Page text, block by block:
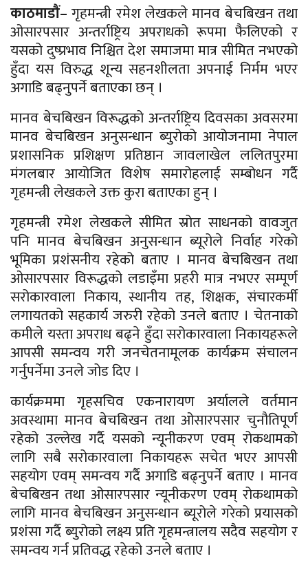
काठमाडौं–गृहमन्त्री रमेश लेखकले मानव बेचबिखन तथा
ओसारपसार अन्तर्राष्ट्रिय अपराधको रूपमा फैलिएको र
यसको दुष्प्रभाव निश्चित देश समाजमा मात्र सीमित नभएको
हुँदा यस विरुद्ध शून्य सहनशीलता अपनाई निर्मम भएर
अगाडि बढ्नुपर्ने बताएका छन् ।
मानव बेचबिखन विरूद्धको अन्तर्राष्ट्रिय दिवसका अवसरमा
मानव बेचबिखन अनुसन्धान ब्युरोको आयोजनामा नेपाल
प्रशासनिक प्रशिक्षण प्रतिष्ठान जावलाखेल ललितपुरमा
मंगलबार आयोजित विशेष समारोहलाई सम्बोधन गर्दै
गृहमन्त्री लेखकले उक्त कुरा बताएका हुन् ।
गृहमन्त्री रमेश लेखकले सीमित स्रोत साधनको वावजुत
पनि मानव बेचबिखन अनुसन्धान ब्यूरोले निर्वाह गरेको
भूमिका प्रशंसनीय रहेको बताए । मानव बेचबिखन तथा
ओसारपसार विरूद्धको लडाइँमा प्रहरी मात्र नभएर सम्पूर्ण
सरोकारवाला निकाय, स्थानीय तह, शिक्षक, संचारकर्मी
लगायतको सहकार्य जरुरी रहेको उनले बताए । चेतनाको
कमीले यस्ता अपराध बढ्ने हुँदा सरोकारवाला निकायहरूले
आपसी समन्वय गरी जनचेतनामूलक कार्यक्रम संचालन
गर्नुपर्नेमा उनले जोड दिए ।
कार्यक्रममा गृहसचिव एकनारायण अर्यालले वर्तमान
अवस्थामा मानव बेचबिखन तथा ओसारपसार चुनौतिपूर्ण
रहेको उल्लेख गर्दै यसको न्यूनीकरण एवम् रोकथामको
लागि सबै सरोकारवाला निकायहरू सचेत भएर आपसी
सहयोग एवम् समन्वय गर्दै अगाडि बढ्नुपर्ने बताए । मानव
बेचबिखन तथा ओसारपसार न्यूनीकरण एवम् रोकथामको
लागि मानव बेचबिखन अनुसन्धान ब्यूरोले गरेको प्रयासको
प्रशंसा गर्दै ब्युरोको लक्ष्य प्रति गृहमन्त्रालय सदैव सहयोग र
समन्वय गर्न प्रतिवद्ध रहेको उनले बताए ।